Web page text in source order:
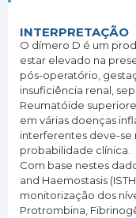
INTERPRETAÇÃO
O dímero D é um
estar elevado na
pós-operatório,
insuficiência renal,
Reumatóide
em várias doenças
interferentes deve-se
probabilidade clínica.
Com base nestes
and Haemostasis
monitorização dos
Protrombina,